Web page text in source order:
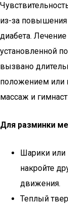
из-за
диабета.
установленной
вызвано
положением или
массаж и
Для разминки
Шарики или
накройте
движения.
Теплый